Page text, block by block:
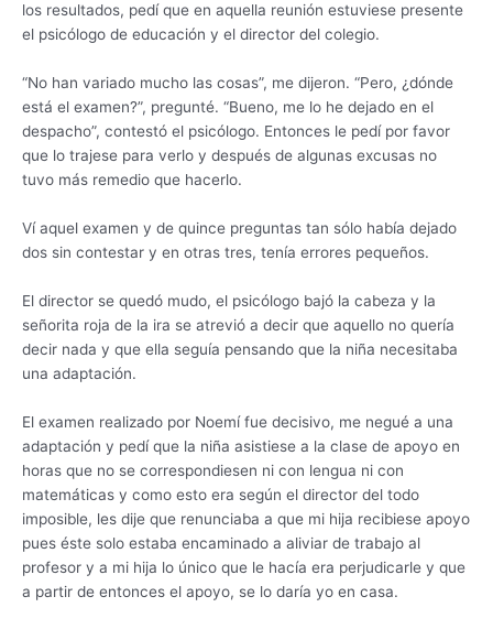
los resultados, pedí que en aquella reunión estuviese presente
el psicólogo de educación y el director del colegio.
“No han variado mucho las cosas”, me dijeron. “Pero, ¿dónde
está el examen?”, pregunté. “Bueno, me lo he dejado en el
despacho”, contestó el psicólogo. Entonces le pedí por favor
que lo trajese para verlo y después de algunas excusas no
tuvo más remedio que hacerlo.
Ví aquel examen y de quince preguntas tan sólo había dejado
dos sin contestar y en otras tres, tenía errores pequeños.
El director se quedó mudo, el psicólogo bajó la cabeza y la
señorita roja de la ira se atrevió a decir que aquello no quería
decir nada y que ella seguía pensando que la niña necesitaba
una adaptación.
El examen realizado por Noemí fue decisivo, me negué a una
adaptación y pedí que la niña asistiese a la clase de apoyo en
horas que no se correspondiesen ni con lengua ni con
matemáticas y como esto era según el director del todo
imposible, les dije que renunciaba a que mi hija recibiese apoyo
pues éste solo estaba encaminado a aliviar de trabajo al
profesor y a mi hija lo único que le hacía era perjudicarle y que
a partir de entonces el apoyo, se lo daría yo en casa.